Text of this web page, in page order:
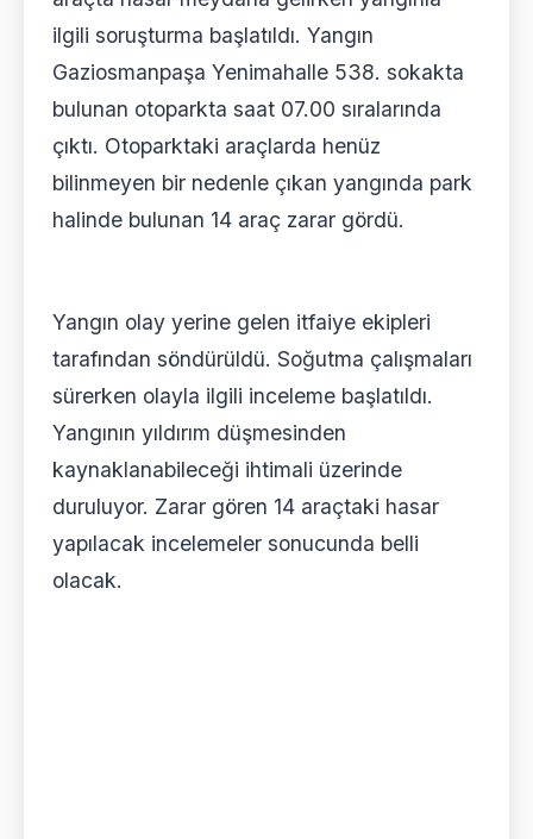
ilgili soruşturma başlatıldı. Yangın
Gaziosmanpaşa Yenimahalle 538. sokakta
bulunan otoparkta saat 07.00 sıralarında
çıktı. Otoparktaki araçlarda henüz
bilinmeyen bir nedenle çıkan yangında park
halinde bulunan 14 araç zarar gördü.
Yangın olay yerine gelen itfaiye ekipleri
tarafından söndürüldü. Soğutma çalışmaları
sürerken olayla ilgili inceleme başlatıldı.
Yangının yıldırım düşmesinden
kaynaklanabileceği ihtimali üzerinde
duruluyor. Zarar gören 14 araçtaki hasar
yapılacak incelemeler sonucunda belli
olacak.